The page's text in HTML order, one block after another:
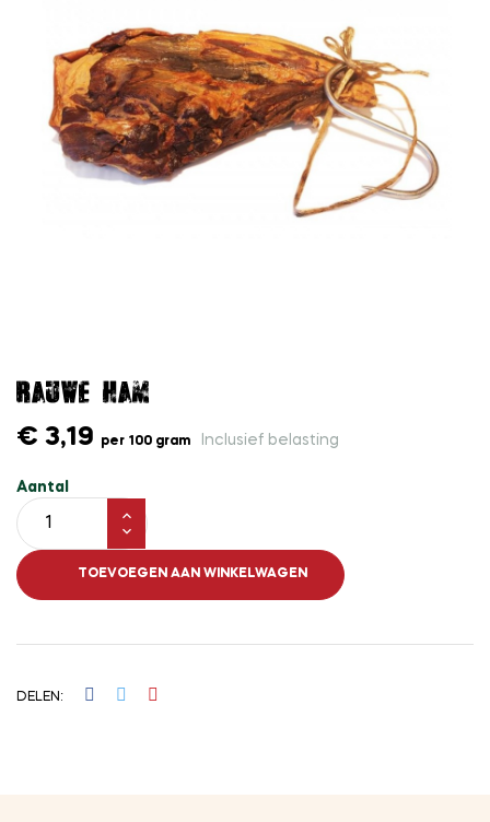
Rauwe ham
€ 3,19 per 100 gram Inclusief belasting
Aantal
TOEVOEGEN AAN WINKELWAGEN
DELEN